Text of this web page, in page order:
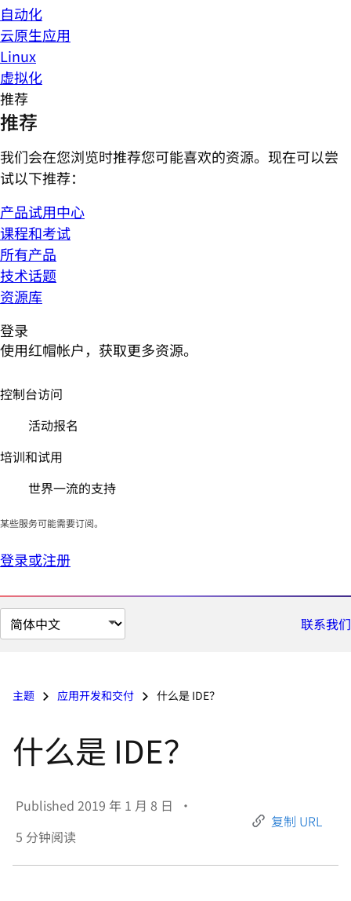
自动化
云原生应用
Linux
虚拟化
推荐
推荐
我们会在您浏览时推荐您可能喜欢的资源。现在可以尝
试以下推荐：
产品试用中心
课程和考试
所有产品
技术话题
资源库
登录
使用红帽帐户，获取更多资源。
控制台访问
活动报名
培训和试用
世界一流的支持
某些服务可能需要订阅。
登录或注册
切
换
语
联系我们
主题 应用开发和交付 什么是 IDE？
什么是 IDE？
Published 2019 年 1 月 8 日
•
5 分钟阅读
复制 URL